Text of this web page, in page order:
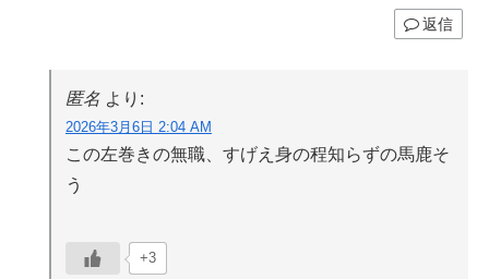
返信
匿名 より:
2026年3月6日 2:04 AM
この左巻きの無職、すげえ身の程知らずの馬鹿そ
う
+3